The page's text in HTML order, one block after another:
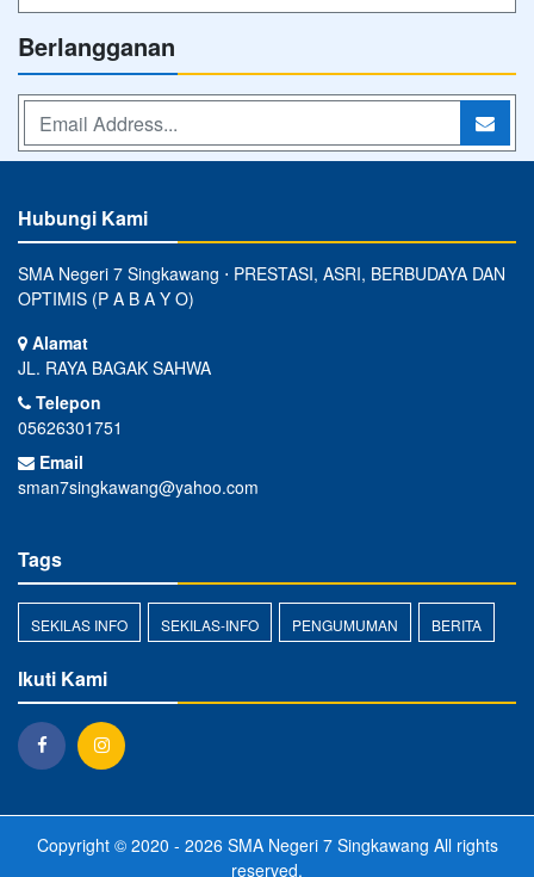
Berlangganan
Hubungi Kami
SMA Negeri 7 Singkawang ⋅ PRESTASI, ASRI, BERBUDAYA DAN
OPTIMIS (P A B A Y O)
Alamat
JL. RAYA BAGAK SAHWA
Telepon
05626301751
Email
sman7singkawang@yahoo.com
Tags
SEKILAS INFO SEKILAS-INFO PENGUMUMAN BERITA
Ikuti Kami
Copyright © 2020 - 2026 SMA Negeri 7 Singkawang All rights
reserved.